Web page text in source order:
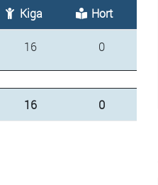
Kiga Hort
16 0
16 0